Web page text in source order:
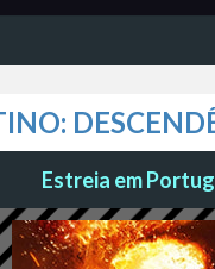
Estreia em